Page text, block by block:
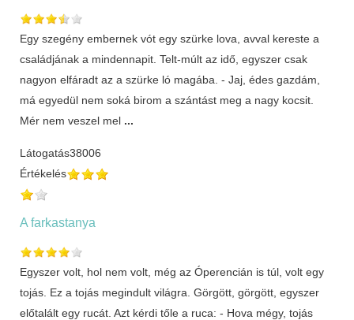
Egy szegény embernek vót egy szürke lova, avval kereste a
családjának a mindennapit. Telt-múlt az idő, egyszer csak
nagyon elfáradt az a szürke ló magába. - Jaj, édes gazdám,
má egyedül nem soká birom a szántást meg a nagy kocsit.
Mér nem veszel mel ...
Látogatás38006
Értékelés
A farkastanya
Egyszer volt, hol nem volt, még az Óperencián is túl, volt egy
tojás. Ez a tojás megindult világra. Görgött, görgött, egyszer
előtalált egy rucát. Azt kérdi tőle a ruca: - Hova mégy, tojás